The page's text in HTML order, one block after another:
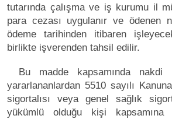
tutarında çalışma ve iş kurumu il
para cezası uygulanır ve ödenen
ödeme tarihinden itibaren
birlikte işverenden tahsil edilir.
Bu madde kapsamında nakdi
yararlananlardan 5510 sayılı
sigortalısı veya genel sağlık
yükümlü olduğu kişi kapsamına